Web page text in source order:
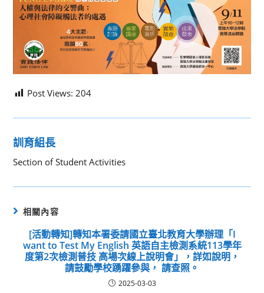
Post Views: 204
訓育組長
Section of Student Activities
相關內容
[活動轉知]轉知本署委請國立臺北教育大學辦理「I
want to Test My English 英語自主檢測系統113學年
度第2次檢測普技 高場次線上說明會」，詳如說明，
請鼓勵學校踴躍參與， 請查照。
2025-03-03